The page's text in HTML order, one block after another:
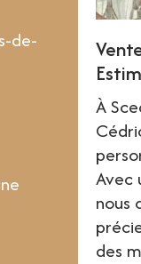
de-
À
Avec
nous
des